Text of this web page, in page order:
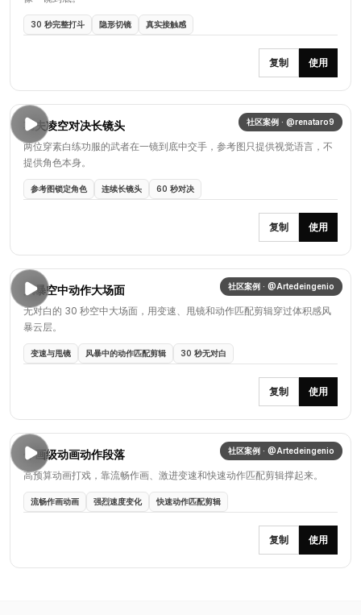
30 秒完整打斗 隐形切镜 真实接触感
复制 使用
社区案例 · @renataro9
功夫凌空对决长镜头
两位穿素白练功服的武者在一镜到底中交手，参考图只提供视觉语言，不
提供角色本身。
参考图锁定角色 连续长镜头 60 秒对决
复制 使用
社区案例 · @Artedeingenio
风暴空中动作大场面
无对白的 30 秒空中大场面，用变速、甩镜和动作匹配剪辑穿过体积感风
暴云层。
变速与甩镜 风暴中的动作匹配剪辑 30 秒无对白
复制 使用
社区案例 · @Artedeingenio
作画级动画动作段落
高预算动画打戏，靠流畅作画、激进变速和快速动作匹配剪辑撑起来。
流畅作画动画 强烈速度变化 快速动作匹配剪辑
复制 使用